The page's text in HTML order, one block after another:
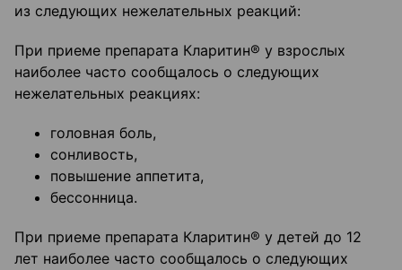
из следующих нежелательных реакций:
При приеме препарата Кларитин® у взрослых
наиболее часто сообщалось о следующих
нежелательных реакциях:
головная боль,
сонливость,
повышение аппетита,
бессонница.
При приеме препарата Кларитин® у детей до 12
лет наиболее часто сообщалось о следующих